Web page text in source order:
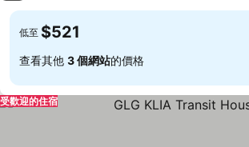
低至 $521
查看其他 3 個網站的價格
受歡迎的住宿